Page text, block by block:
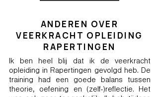
ANDEREN OVER
VEERKRACHT OPLEIDING
RAPERTINGEN
Ik ben heel blij dat ik de veerkracht
opleiding in Rapertingen gevolgd heb. De
training had een goede balans tussen
theorie, oefening en (zelf-)reflectie. Het